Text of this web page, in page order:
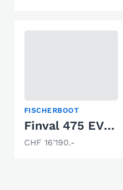
FISCHERBOOT
Finval 475 EVO Tiller
CHF 16'190.-